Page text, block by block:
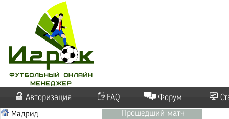
Авторизация FAQ Форум
Мадрид
Прошедший матч